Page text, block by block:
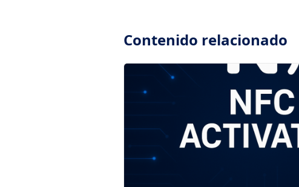
Contenido relacionado